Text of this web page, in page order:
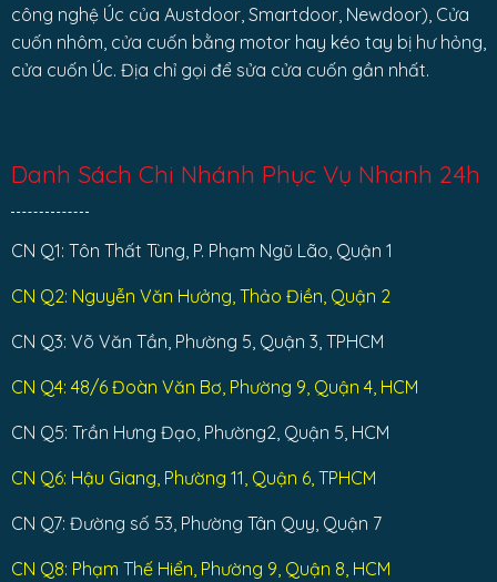
công nghệ Úc của Austdoor, Smartdoor, Newdoor), Cửa
cuốn nhôm, cửa cuốn bằng motor hay kéo tay bị hư hỏng,
cửa cuốn Úc. Địa chỉ gọi để sửa cửa cuốn gần nhất.
Danh Sách Chi Nhánh Phục Vụ Nhanh 24h
CN Q1: Tôn Thất Tùng, P. Phạm Ngũ Lão, Quận 1
CN Q2: Nguyễn Văn Hưởng, Thảo Điền, Quận 2
CN Q3: Võ Văn Tần, Phường 5, Quận 3, TPHCM
CN Q4: 48/6 Đoàn Văn Bơ, Phường 9, Quận 4, HCM
CN Q5: Trần Hưng Đạo, Phường2, Quận 5, HCM
CN Q6: Hậu Giang, Phường 11, Quận 6, TPHCM
CN Q7: Đường số 53, Phường Tân Quy, Quận 7
CN Q8: Phạm Thế Hiển, Phường 9, Quận 8, HCM